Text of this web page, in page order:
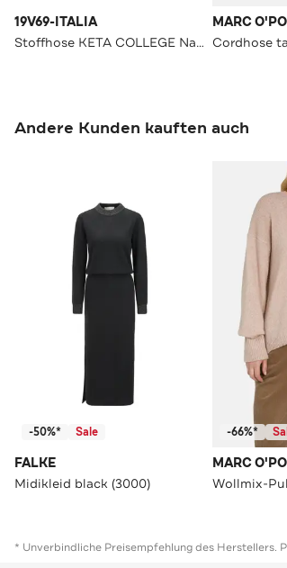
19V69-ITALIA
Stoffhose KETA COLLEGE Navy Straight
MARC
Cordhose
Andere Kunden kauften auch
-50%* Sale
FALKE
Midikleid black (3000)
-66%*
MARC
Wollmix-
* Unverbindliche Preisempfehlung des Herstellers.